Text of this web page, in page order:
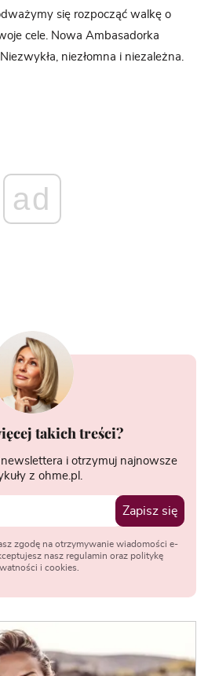
się rozpocząć walkę o
cele. Nowa Ambasadorka
niezłomna i niezależna.
ad
takich treści?
i otrzymuj najnowsze
z ohme.pl.
Zapisz się
zgodę na otrzymywanie wiadomości e-
nasz regulamin oraz politykę
i cookies.